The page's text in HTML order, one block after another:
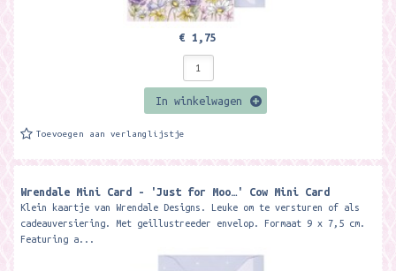
€ 1,75
In winkelwagen
Toevoegen aan verlanglijstje
Wrendale Mini Card - 'Just for Moo…' Cow Mini Card ​
Klein kaartje van Wrendale Designs. Leuke om te versturen of als
cadeauversiering. Met geillustreeder envelop. Formaat 9 x 7,5 cm.
Featuring a...